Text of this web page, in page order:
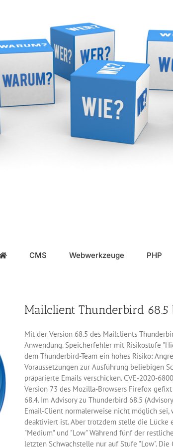
CMS Webwerkzeuge PHP
Mailclient Thunderbird
Mit der Version 68.5 des Mailclients
Anwendung. Speicherfehler mit Risikostufe
dem Thunderbird-Team ein hohes Risiko:
Voraussetzungen zur Ausführung beliebigen
präparierte Emails verschicken. CVE-2020-
Version 73 des Mozilla-Browsers Firefox
68.4. Im Advisory zu Thunderbird 68.5
Email-Client normalerweise nicht möglich
deaktiviert ist. Aber trotzdem stelle die Lücke
"Medium" und "Low" Während fünf der
letzten Schwachstelle nur auf Stufe "Low".